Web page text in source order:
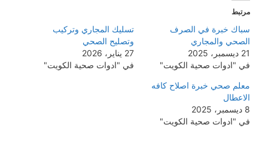
مرتبط
سباك خبرة في الصرف
الصحي والمجاري
21 ديسمبر، 2025
في "ادوات صحية الكويت"
تسليك المجاري وتركيب
وتصليح الصحي
27 يناير، 2026
في "ادوات صحية الكويت"
معلم صحي خبرة اصلاح كافه
الاعطال
8 ديسمبر، 2025
في "ادوات صحية الكويت"